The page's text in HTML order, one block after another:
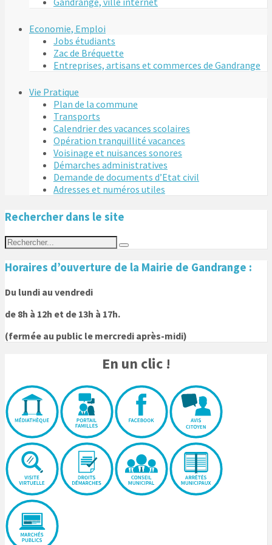
Economie, Emploi
Jobs étudiants
Zac de Bréquette
Entreprises, artisans et commerces de Gandrange
Vie Pratique
Plan de la commune
Transports
Calendrier des vacances scolaires
Opération tranquillité vacances
Voisinage et nuisances sonores
Démarches administratives
Demande de documents d’Etat civil
Adresses et numéros utiles
Rechercher dans le site
Horaires d’ouverture de la Mairie de Gandrange :
Du lundi au vendredi
de 8h à 12h et de 13h à 17h.
(fermée au public le mercredi après-midi)
En un clic !